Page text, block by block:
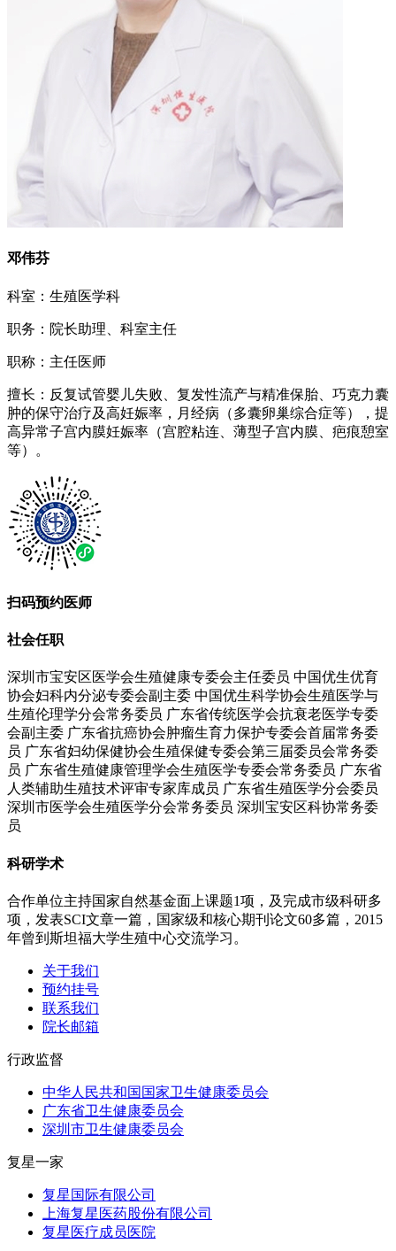
邓伟芬
科室：生殖医学科
职务：院长助理、科室主任
职称：主任医师
擅长：反复试管婴儿失败、复发性流产与精准保胎、巧克力囊
肿的保守治疗及高妊娠率，月经病（多囊卵巢综合症等），提
高异常子宫内膜妊娠率（宫腔粘连、薄型子宫内膜、疤痕憩室
等）。
扫码预约医师
社会任职
深圳市宝安区医学会生殖健康专委会主任委员 中国优生优育
协会妇科内分泌专委会副主委 中国优生科学协会生殖医学与
生殖伦理学分会常务委员 广东省传统医学会抗衰老医学专委
会副主委 广东省抗癌协会肿瘤生育力保护专委会首届常务委
员 广东省妇幼保健协会生殖保健专委会第三届委员会常务委
员 广东省生殖健康管理学会生殖医学专委会常务委员 广东省
人类辅助生殖技术评审专家库成员 广东省生殖医学分会委员
深圳市医学会生殖医学分会常务委员 深圳宝安区科协常务委
员
科研学术
合作单位主持国家自然基金面上课题1项，及完成市级科研多
项，发表SCI文章一篇，国家级和核心期刊论文60多篇，2015
年曾到斯坦福大学生殖中心交流学习。
关于我们
预约挂号
联系我们
院长邮箱
行政监督
中华人民共和国国家卫生健康委员会
广东省卫生健康委员会
深圳市卫生健康委员会
复星一家
复星国际有限公司
上海复星医药股份有限公司
复星医疗成员医院